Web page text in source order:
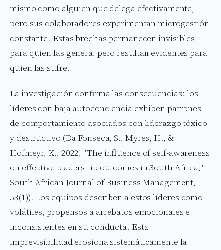
mismo como alguien que delega efectivamente,
pero sus colaboradores experimentan microgestión
constante. Estas brechas permanecen invisibles
para quien las genera, pero resultan evidentes para
quien las sufre.
La investigación confirma las consecuencias: los
líderes con baja autoconciencia exhiben patrones
de comportamiento asociados con liderazgo tóxico
y destructivo (Da Fonseca, S., Myres, H., &
Hofmeyr, K., 2022, "The influence of self-awareness
on effective leadership outcomes in South Africa,"
South African Journal of Business Management,
53(1)). Los equipos describen a estos líderes como
volátiles, propensos a arrebatos emocionales e
inconsistentes en su conducta. Esta
imprevisibilidad erosiona sistemáticamente la